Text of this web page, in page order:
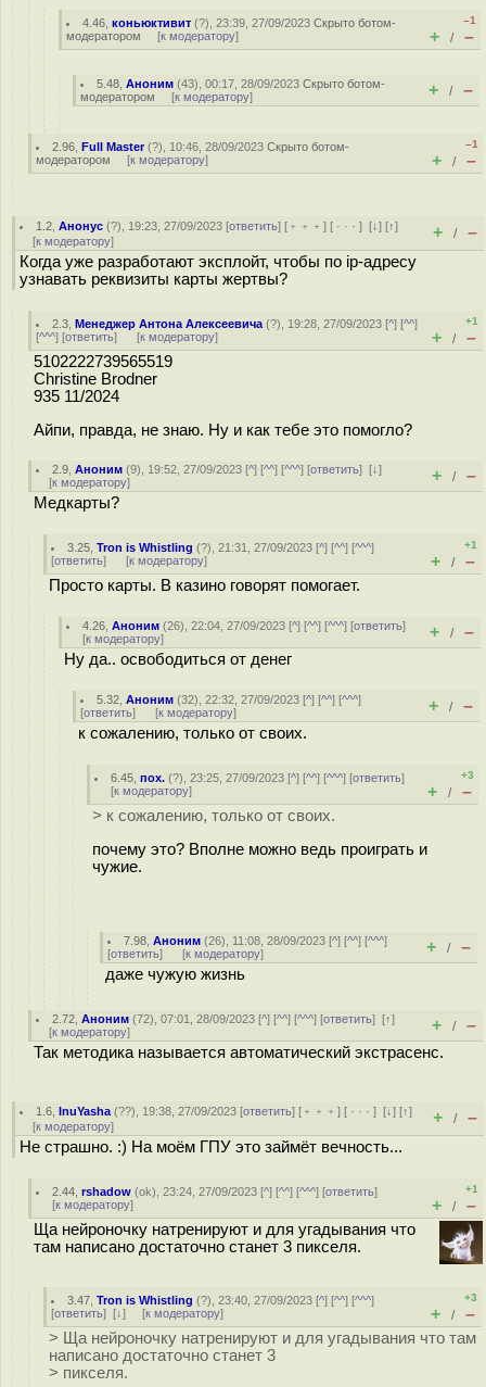
4.46 ,коньюктивит (?), 23:39, 27/09/2023Скрыто ботом-
модератором [к модератору]
–1
+ / –
5.48 ,Аноним (43), 00:17, 28/09/2023Скрыто ботом-
модератором [к модератору] + / –
2.96 ,Full Master(?), 10:46, 28/09/2023Скрыто ботом-
модератором [к модератору]
–1
+ / –
1.2 ,Анонус (?), 19:23, 27/09/2023 [ответить] [ ﹢﹢﹢] [ · · ·][↓] [↑]
[к модератору] + / –
Когда уже разработают эксплойт, чтобы по ip-адресу
узнавать реквизиты карты жертвы?
2.3 ,Менеджер Антона Алексеевича (?), 19:28, 27/09/2023 [^] [^^]
[^^^] [ответить] [к модератору]
+1
+ / –
5102222739565519
Christine Brodner
935 11/2024
Айпи, правда, не знаю. Ну и как тебе это помогло?
2.9 ,Аноним (9), 19:52, 27/09/2023 [^] [^^] [^^^] [ответить][↓]
[к модератору] + / –
Медкарты?
3.25 ,Tron is Whistling (?), 21:31, 27/09/2023 [^] [^^] [^^^]
[ответить] [к модератору]
+1
+ / –
Просто карты. В казино говорят помогает.
4.26 ,Аноним (26), 22:04, 27/09/2023 [^] [^^] [^^^] [ответить]
[к модератору] + / –
Ну да.. освободиться от денег
5.32 ,Аноним (32), 22:32, 27/09/2023 [^] [^^] [^^^]
[ответить] [к модератору] + / –
к сожалению, только от своих.
6.45 ,пох. (?), 23:25, 27/09/2023 [^] [^^] [^^^] [ответить]
[к модератору]
+3
+ / –
> к сожалению, только от своих.
почему это? Вполне можно ведь проиграть и
чужие.
7.98 ,Аноним (26), 11:08, 28/09/2023 [^] [^^] [^^^]
[ответить] [к модератору] + / –
даже чужую жизнь
2.72 ,Аноним (72), 07:01, 28/09/2023 [^] [^^] [^^^] [ответить][↑]
[к модератору] + / –
Так методика называется автоматический экстрасенс.
1.6 ,InuYasha (??), 19:38, 27/09/2023 [ответить] [ ﹢﹢﹢] [ · · ·][↓] [↑]
[к модератору] + / –
Не страшно. :) На моём ГПУ это займёт вечность...
2.44 ,rshadow (ok), 23:24, 27/09/2023 [^] [^^] [^^^] [ответить]
[к модератору]
+1
+ / –
Ща нейроночку натренируют и для угадывания что
там написано достаточно станет 3 пикселя.
3.47 ,Tron is Whistling (?), 23:40, 27/09/2023 [^] [^^] [^^^]
[ответить] [↓] [к модератору]
+3
+ / –
> Ща нейроночку натренируют и для угадывания что там
написано достаточно станет 3
> пикселя.